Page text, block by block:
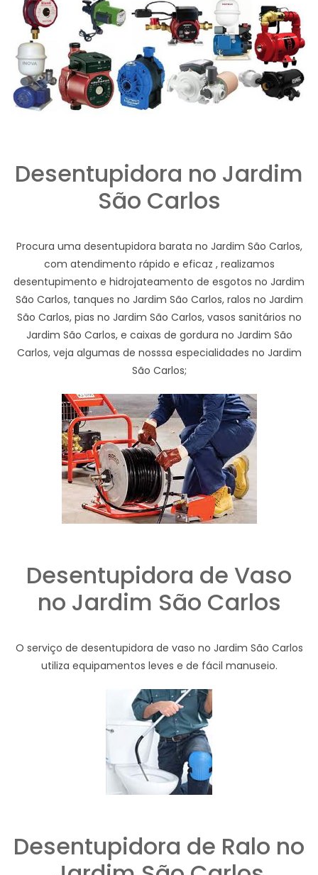
Desentupidora no Jardim
São Carlos
Procura uma desentupidora barata no Jardim São Carlos,
com atendimento rápido e eficaz , realizamos
desentupimento e hidrojateamento de esgotos no Jardim
São Carlos, tanques no Jardim São Carlos, ralos no Jardim
São Carlos, pias no Jardim São Carlos, vasos sanitários no
Jardim São Carlos, e caixas de gordura no Jardim São
Carlos, veja algumas de nosssa especialidades no Jardim
São Carlos;
Desentupidora de Vaso
no Jardim São Carlos
O serviço de desentupidora de vaso no Jardim São Carlos
utiliza equipamentos leves e de fácil manuseio.
Desentupidora de Ralo no